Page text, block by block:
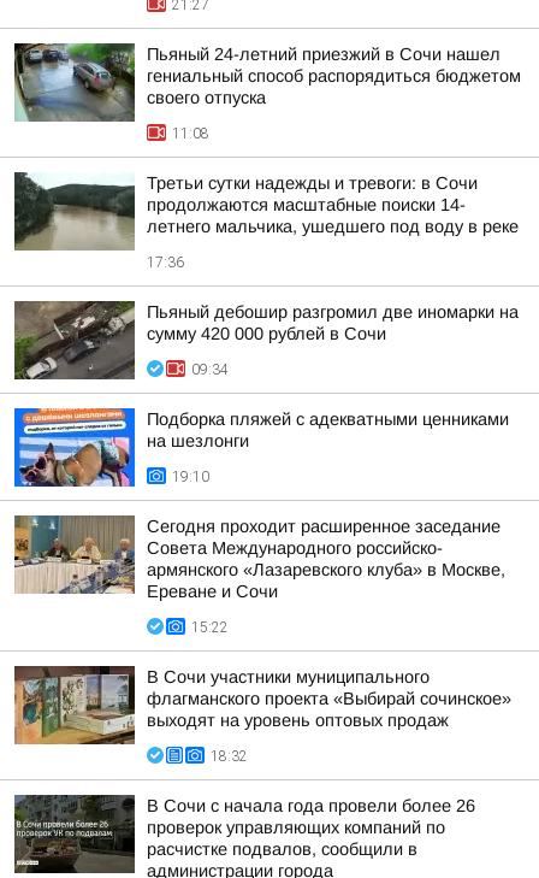
21:27
Пьяный 24-летний приезжий в Сочи нашел
гениальный способ распорядиться бюджетом
своего отпуска
11:08
Третьи сутки надежды и тревоги: в Сочи
продолжаются масштабные поиски 14-
летнего мальчика, ушедшего под воду в реке
17:36
Пьяный дебошир разгромил две иномарки на
сумму 420 000 рублей в Сочи
09:34
Подборка пляжей с адекватными ценниками
на шезлонги
19:10
Сегодня проходит расширенное заседание
Совета Международного российско-
армянского «Лазаревского клуба» в Москве,
Ереване и Сочи
15:22
В Сочи участники муниципального
флагманского проекта «Выбирай сочинское»
выходят на уровень оптовых продаж
18:32
В Сочи с начала года провели более 26
проверок управляющих компаний по
расчистке подвалов, сообщили в
администрации города